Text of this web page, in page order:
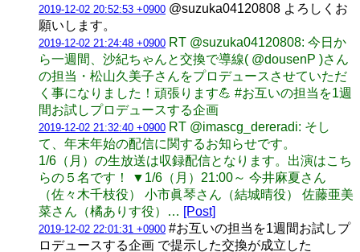
2019-12-02 20:52:53 +0900 @suzuka04120808 よろしくお
願いします。
2019-12-02 21:24:48 +0900 RT @suzuka04120808: 今日か
ら一週間、沙紀ちゃんと交換で導線( @dousenP )さん
の担当・松山久美子さんをプロデュースさせていただ
く事になりました！頑張ります💪 #お互いの担当を1週
間お試しプロデュースする企画
2019-12-02 21:32:40 +0900 RT @imascg_dereradi: そし
て、年末年始の配信に関するお知らせです。
1/6（月）の生放送は収録配信となります。出演はこち
らの５名です！ ▼1/6（月）21:00～ 今井麻夏さん
（佐々木千枝役） 小市眞琴さん（結城晴役） 佐藤亜美
菜さん（橘ありす役）… [Post]
2019-12-02 22:01:31 +0900 #お互いの担当を1週間お試しプ
ロデュースする企画 で提示した交換が成立した